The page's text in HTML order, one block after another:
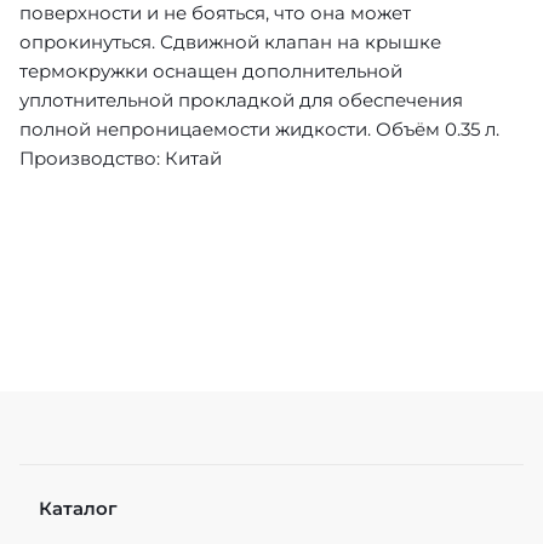
поверхности и не бояться, что она может
опрокинуться. Сдвижной клапан на крышке
термокружки оснащен дополнительной
уплотнительной прокладкой для обеспечения
полной непроницаемости жидкости. Объём 0.35 л.
Производство: Китай
Каталог